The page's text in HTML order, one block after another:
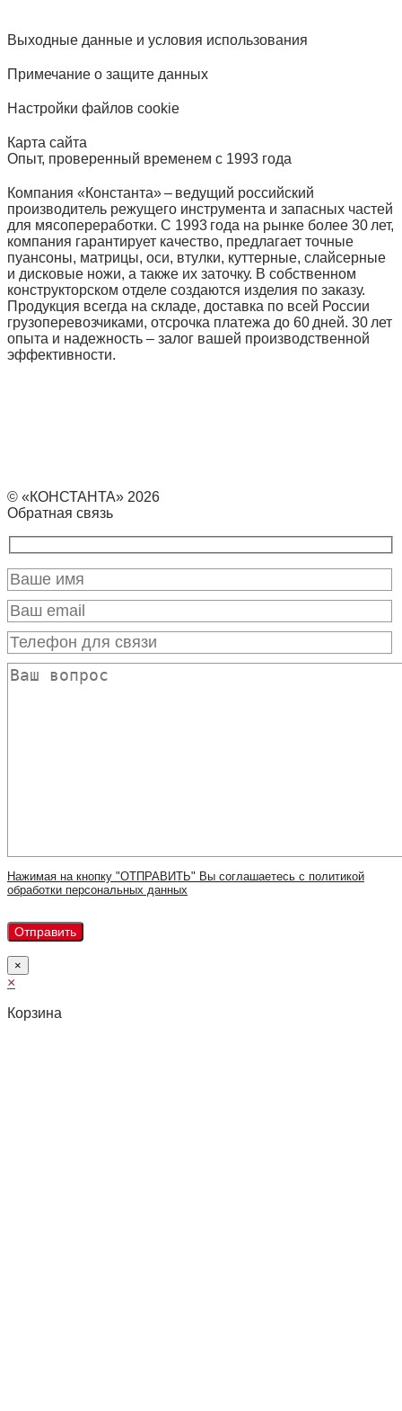
Выходные данные и условия использования
Примечание о защите данных
Настройки файлов cookie
Карта сайта
Опыт, проверенный временем с 1993 года
Компания «Константа» – ведущий российский
производитель режущего инструмента и запасных частей
для мясопереработки. С 1993 года на рынке более 30 лет,
компания гарантирует качество, предлагает точные
пуансоны, матрицы, оси, втулки, куттерные, слайсерные
и дисковые ножи, а также их заточку. В собственном
конструкторском отделе создаются изделия по заказу.
Продукция всегда на складе, доставка по всей России
грузоперевозчиками, отсрочка платежа до 60 дней. 30 лет
опыта и надежность – залог вашей производственной
эффективности.
© «КОНСТАНТА» 2026
Обратная связь
Нажимая на кнопку "ОТПРАВИТЬ" Вы соглашаетесь с политикой
обработки персональных данных
×
×
Корзина